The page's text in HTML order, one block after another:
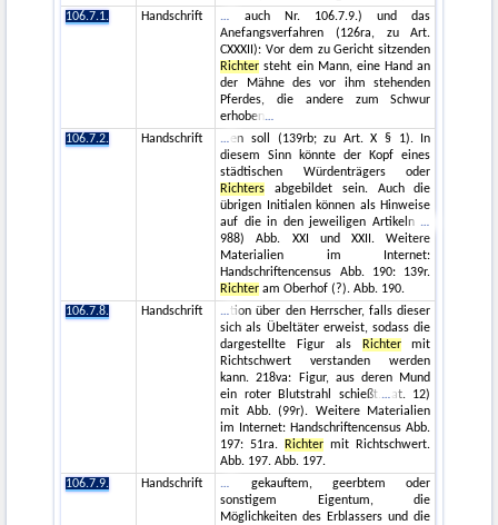
106.7.1.
Handschrift
auch Nr. 106.7.9.) und das
Anefangsverfahren (126ra, zu Art.
CXXXII): Vor dem zu Gericht sitzenden
Richter steht ein Mann, eine Hand an
der Mähne des vor ihm stehenden
Pferdes, die andere zum Schwur
erhoben
106.7.2.
Handschrift
en soll (139rb; zu Art. X § 1). In
diesem Sinn könnte der Kopf eines
städtischen Würdenträgers oder
Richters abgebildet sein. Auch die
übrigen Initialen können als Hinweise
auf die in den jeweiligen Artikeln
988) Abb. XXI und XXII. Weitere
Materialien im Internet:
Handschriftencensus Abb. 190: 139r.
Richter am Oberhof (?). Abb. 190.
106.7.8.
Handschrift
tion über den Herrscher, falls dieser
sich als Übeltäter erweist, sodass die
dargestellte Figur als
Richtermit
Richtschwert verstanden werden
kann. 218va: Figur, aus deren Mund
ein roter Blutstrahl schießt.
at. 12)
mit Abb. (99r). Weitere Materialien
im Internet: Handschriftencensus Abb.
197: 51ra.
Richter mit Richtschwert.
Abb. 197. Abb. 197.
106.7.9.
Handschrift
gekauftem, geerbtem oder
sonstigem Eigentum, die
Möglichkeiten des Erblassers und die